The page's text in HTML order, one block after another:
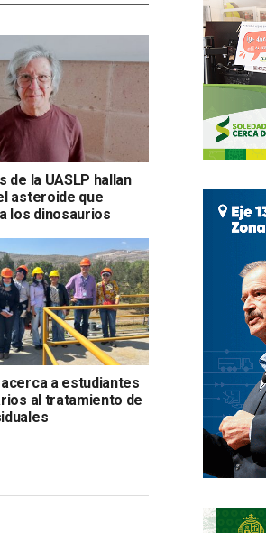
de la UASLP hallan
asteroide que
los dinosaurios
acerca a estudiantes
al tratamiento de